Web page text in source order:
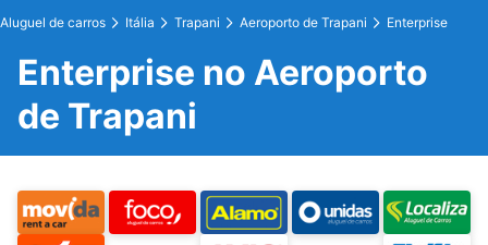
Aluguel de carros Itália Trapani Aeroporto de Trapani Enterprise
Enterprise no Aeroporto
de Trapani